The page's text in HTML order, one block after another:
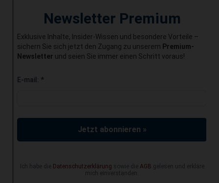
Newsletter Premium
Exklusive Inhalte, Insider-Wissen und besondere Vorteile –
sichern Sie sich jetzt den Zugang zu unserem Premium-
Newsletter und seien Sie immer einen Schritt voraus!
E-mail: *
Jetzt abonnieren »
Ich habe die Datenschutzerklärung sowie die AGB gelesen und erkläre
mich einverstanden.